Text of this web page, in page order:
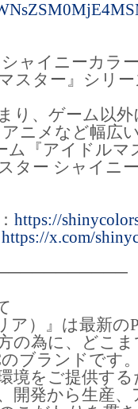
ャイニーカラ
スター』シリ
り、ゲーム以
ニメなど幅広
ム『アイドル
ター シャイニ
https://
https://x.com/
ア）』は最新
の為に、どこ
ブランドです
境をご提供す
開発から生産